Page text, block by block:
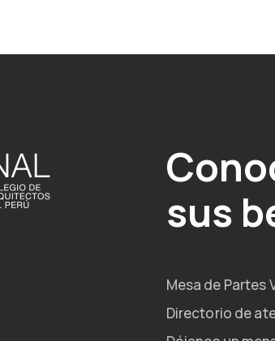
sus
Mesa de Partes
Directorio de